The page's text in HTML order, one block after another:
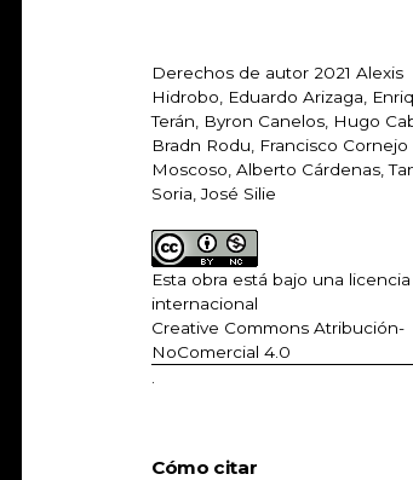
Derechos de autor 2021 Alexis
Hidrobo, Eduardo Arizaga,
Terán, Byron Canelos, Hugo
Bradn Rodu, Francisco Cornejo
Moscoso, Alberto Cárdenas,
Soria, José Silie
Esta obra está bajo una licencia
internacional
Creative Commons Atribución-
NoComercial 4.0
Cómo citar